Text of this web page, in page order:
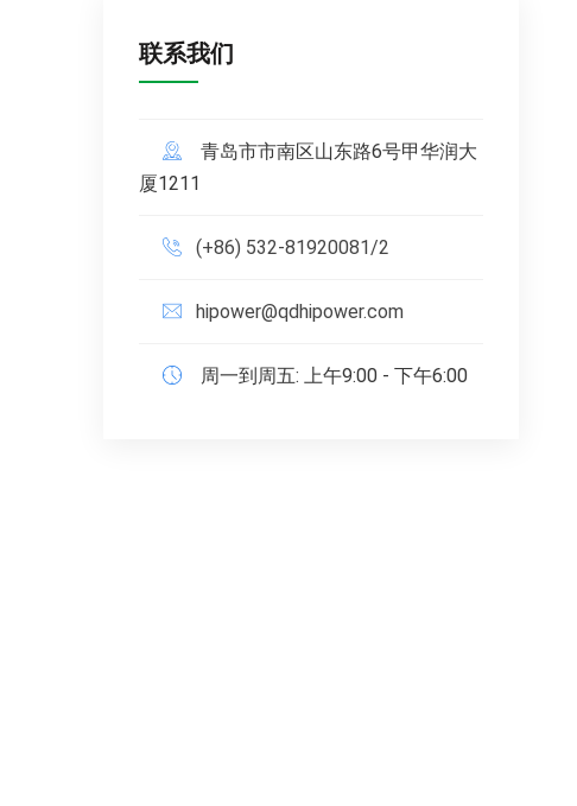
联系我们
青岛市市南区山东路6号甲华润大
厦1211
(+86) 532-81920081/2
hipower@qdhipower.com
周一到周五: 上午9:00 - 下午6:00